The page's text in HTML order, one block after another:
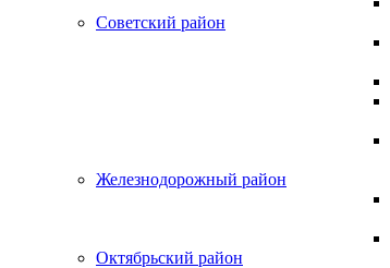
Советский район
Железнодорожный район
Октябрьский район